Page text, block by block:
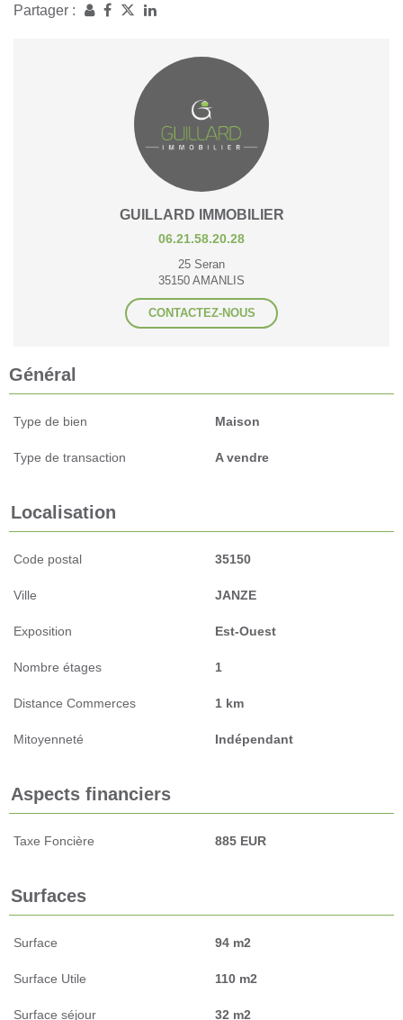
Partager :
GUILLARD IMMOBILIER
06.21.58.20.28
25 Seran
35150 AMANLIS
CONTACTEZ-NOUS
Général
Type de bien Maison
Type de transaction A vendre
Localisation
Code postal 35150
Ville JANZE
Exposition Est-Ouest
Nombre étages 1
Distance Commerces 1 km
Mitoyenneté Indépendant
Aspects financiers
Taxe Foncière 885 EUR
Surfaces
Surface 94 m2
Surface Utile 110 m2
Surface séjour 32 m2